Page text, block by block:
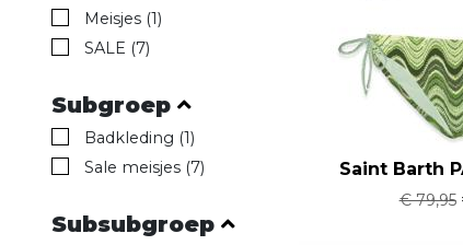
Meisjes (1)
SALE (7)
Subgroep
Badkleding (1)
Sale meisjes (7)
Subsubgroep
Saint Barth
€ 79,95